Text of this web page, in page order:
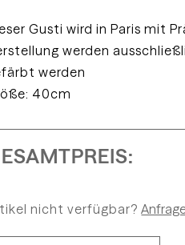
Gusti wird in Paris mit
werden
werden
40cm
nicht verfügbar?